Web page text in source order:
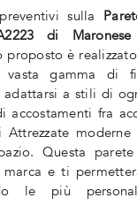
sulla
di Maronese
è
gamma di
adattarsi a stili di
accostamenti fra
Attrezzate
Questa
e ti
le più